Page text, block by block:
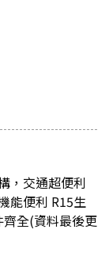
，交通超便利
能便利 R15生
全(資料最後更